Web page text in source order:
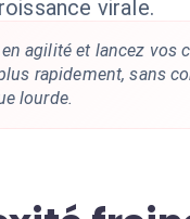
virale.
en agilité et lancez vos
rapidement, sans
lourde.